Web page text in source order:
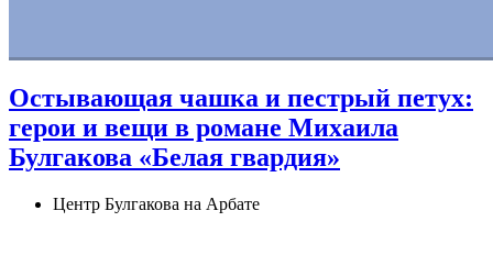
Остывающая чашка и пестрый петух:
герои и вещи в романе Михаила
Булгакова «Белая гвардия»
Центр Булгакова на Арбате